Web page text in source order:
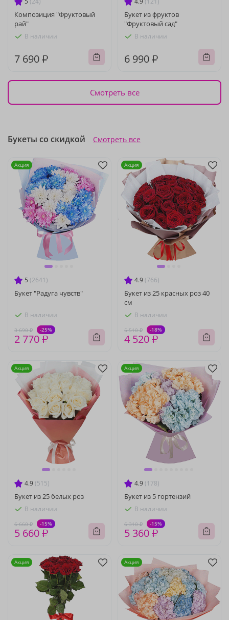
Композиция "Фруктовый
рай"
В наличии
7 690 ₽
Букет из фруктов
"Фруктовый сад"
В наличии
6 990 ₽
Смотреть все
Букеты со скидкой Смотреть все
5 (2641)
Букет "Радуга чувств"
В наличии
3 690 ₽ -25%
2 770 ₽
Акция
4.9 (766)
Букет из 25 красных роз 40
см
В наличии
5 510 ₽ -18%
4 520 ₽
Акция
4.9 (515)
Букет из 25 белых роз
В наличии
6 660 ₽ -15%
5 660 ₽
Акция
4.9 (178)
Букет из 5 гортензий
В наличии
6 310 ₽ -15%
5 360 ₽
Акция
Акция Акция